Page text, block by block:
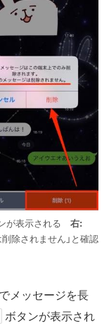
が表示される 右:
除されません」と確認
メッセージを長
ボタンが表示され